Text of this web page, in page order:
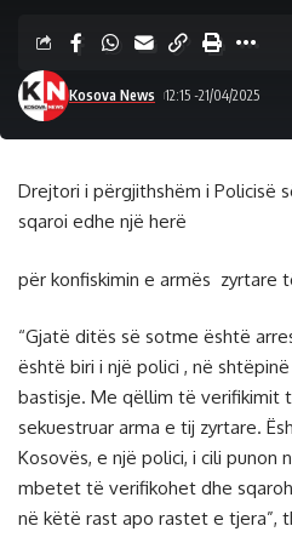
Kosova News 12:15 -21/04/2025
Drejtori i përgjithshëm i Policisë
sqaroi edhe një herë
për konfiskimin e armës zyrtare
“Gjatë ditës së sotme është
është biri i një polici , në
bastisje. Me qëllim të verifikimit
sekuestruar arma e tij zyrtare.
Kosovës, e një polici, i cili punon
mbetet të verifikohet dhe
në këtë rast apo rastet e tjera”,